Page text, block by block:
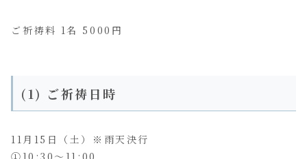
ご祈祷料 1名 5000円
(1) ご祈祷日時
11月15日（土）※雨天決行
①10:30〜11:00